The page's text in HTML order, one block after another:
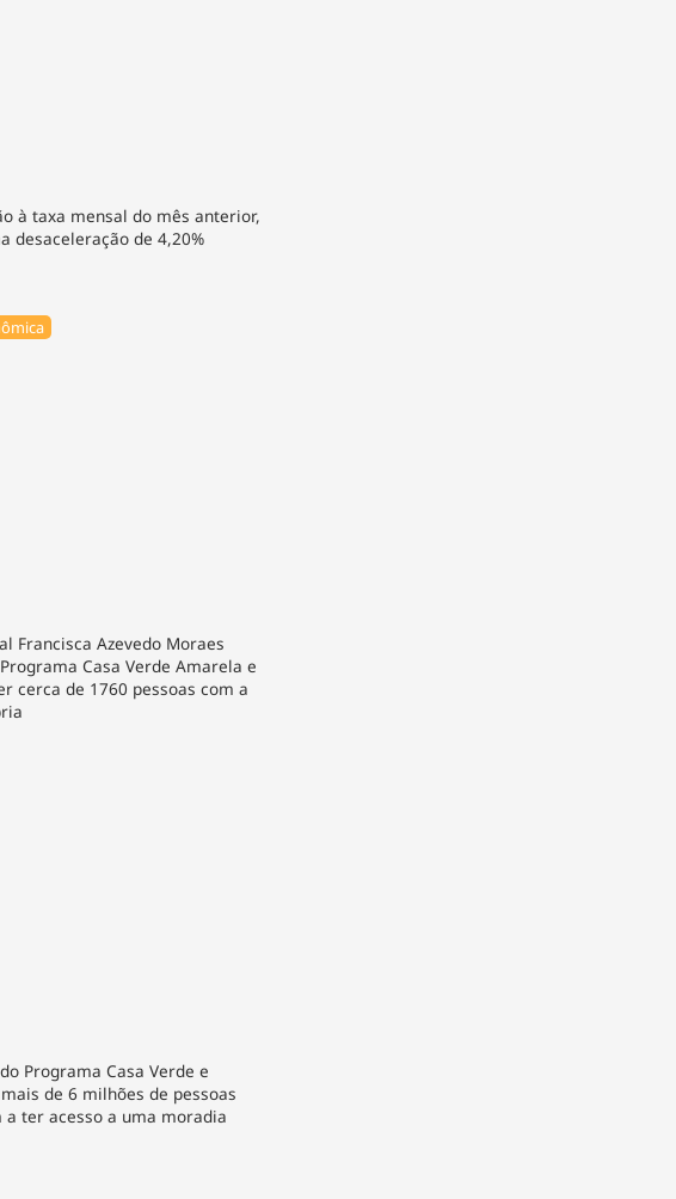
à taxa mensal do mês anterior,
desaceleração de 4,20%
Francisca Azevedo Moraes
Casa Verde Amarela e
cerca de 1760 pessoas com a
Programa Casa Verde e
de 6 milhões de pessoas
a ter acesso a uma moradia